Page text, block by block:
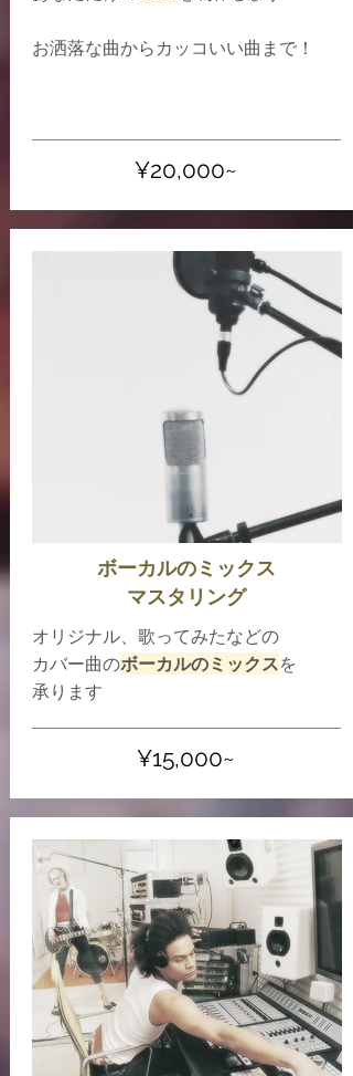
お洒落な曲からカッコいい曲まで！
​¥20,000~
ボーカルのミックス
​マスタリング
オリジナル、歌ってみたなどの
カバー曲のボーカルのミックスを
​承ります
​¥15,000~